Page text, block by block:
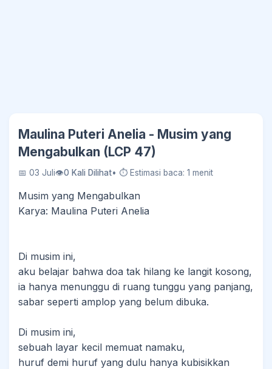
Maulina Puteri Anelia - Musim yang
Mengabulkan (LCP 47)
📅 03 Juli👁0 Kali Dilihat• ⏱ Estimasi baca: 1 menit
Musim yang Mengabulkan
Karya: Maulina Puteri Anelia
Di musim ini,
aku belajar bahwa doa tak hilang ke langit kosong,
ia hanya menunggu di ruang tunggu yang panjang,
sabar seperti amplop yang belum dibuka.
Di musim ini,
sebuah layar kecil memuat namaku,
huruf demi huruf yang dulu hanya kubisikkan